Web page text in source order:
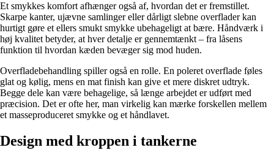
Et smykkes komfort afhænger også af, hvordan det er fremstillet.
Skarpe kanter, ujævne samlinger eller dårligt slebne overflader kan
hurtigt gøre et ellers smukt smykke ubehageligt at bære. Håndværk i
høj kvalitet betyder, at hver detalje er gennemtænkt – fra låsens
funktion til hvordan kæden bevæger sig mod huden.
Overfladebehandling spiller også en rolle. En poleret overflade føles
glat og kølig, mens en mat finish kan give et mere diskret udtryk.
Begge dele kan være behagelige, så længe arbejdet er udført med
præcision. Det er ofte her, man virkelig kan mærke forskellen mellem
et masseproduceret smykke og et håndlavet.
Design med kroppen i tankerne